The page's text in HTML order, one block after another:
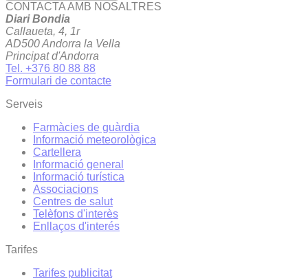
CONTACTA AMB NOSALTRES
Diari Bondia
Callaueta, 4, 1r
AD500 Andorra la Vella
Principat d'Andorra
Tel. +376 80 88 88
Formulari de contacte
Serveis
Farmàcies de guàrdia
Informació meteorològica
Cartellera
Informació general
Informació turística
Associacions
Centres de salut
Telèfons d'interès
Enllaços d'interés
Tarifes
Tarifes publicitat